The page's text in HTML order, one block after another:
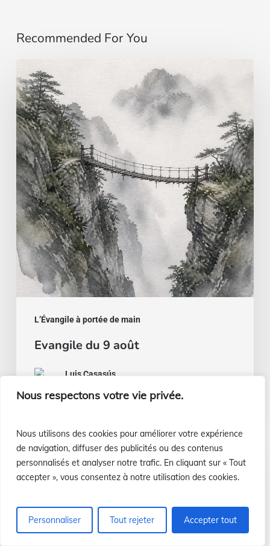
Nous respectons votre vie privée.
Nous utilisons des cookies pour améliorer votre expérience
de navigation, diffuser des publicités ou des contenus
personnalisés et analyser notre trafic. En cliquant sur « Tout
accepter », vous consentez à notre utilisation des cookies.
Personnaliser Tout rejeter Accepter tout
Recommended For You
L’Évangile à portée de main
Evangile
du
9
août
Evangile du 9 août
Luis Casasús
Du
et
poisson…
ou